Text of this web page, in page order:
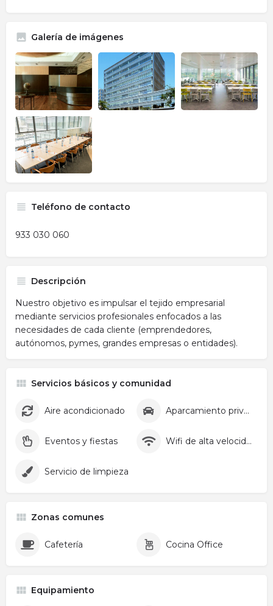
Galería de imágenes
Teléfono de contacto
933 030 060
Descripción
Nuestro objetivo es impulsar el tejido empresarial
mediante servicios profesionales enfocados a las
necesidades de cada cliente (emprendedores,
autónomos, pymes, grandes empresas o entidades).
Servicios básicos y comunidad
Aire acondicionado Aparcamiento privado
Eventos y fiestas Wifi de alta velocidad
Servicio de limpieza
Zonas comunes
Cafetería Cocina Office
Equipamiento